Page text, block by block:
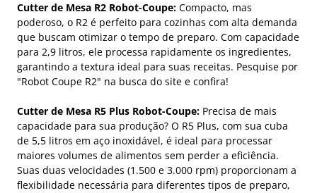
Cutter de Mesa R2 Robot-Coupe: Compacto, mas
poderoso, o R2 é perfeito para cozinhas com alta demanda
que buscam otimizar o tempo de preparo. Com capacidade
para 2,9 litros, ele processa rapidamente os ingredientes,
garantindo a textura ideal para suas receitas. Pesquise por
"Robot Coupe R2" na busca do site e confira!
Cutter de Mesa R5 Plus Robot-Coupe: Precisa de mais
capacidade para sua produção? O R5 Plus, com sua cuba
de 5,5 litros em aço inoxidável, é ideal para processar
maiores volumes de alimentos sem perder a eficiência.
Suas duas velocidades (1.500 e 3.000 rpm) proporcionam a
flexibilidade necessária para diferentes tipos de preparo,